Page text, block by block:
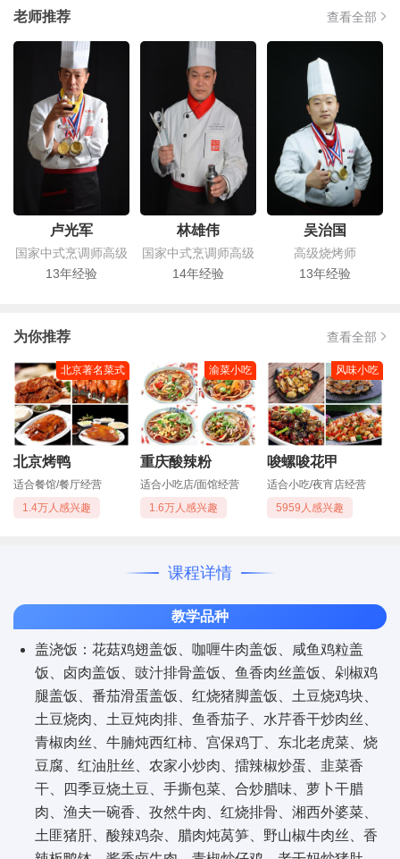
老师推荐 查看全部
卢光军
国家中式烹调师高级
13年经验
林雄伟
国家中式烹调师高级
14年经验
吴治国
高级烧烤师
13年经验
为你推荐 查看全部
北京烤鸭
北京著名菜式
适合餐馆/餐厅经营
1.4万人感兴趣
重庆酸辣粉
渝菜小吃
适合小吃店/面馆经营
1.6万人感兴趣
唆螺唆花甲
风味小吃
适合小吃/夜宵店经营
5959人感兴趣
课程详情
教学品种
盖浇饭：花菇鸡翅盖饭、咖喱牛肉盖饭、咸鱼鸡粒盖
饭、卤肉盖饭、豉汁排骨盖饭、鱼香肉丝盖饭、剁椒鸡
腿盖饭、番茄滑蛋盖饭、红烧猪脚盖饭、土豆烧鸡块、
土豆烧肉、土豆炖肉排、鱼香茄子、水芹香干炒肉丝、
青椒肉丝、牛腩炖西红柿、宫保鸡丁、东北老虎菜、烧
豆腐、红油肚丝、农家小炒肉、擂辣椒炒蛋、韭菜香
干、四季豆烧土豆、手撕包菜、合炒腊味、萝卜干腊
肉、渔夫一碗香、孜然牛肉、红烧排骨、湘西外婆菜、
土匪猪肝、酸辣鸡杂、腊肉炖莴笋、野山椒牛肉丝、香